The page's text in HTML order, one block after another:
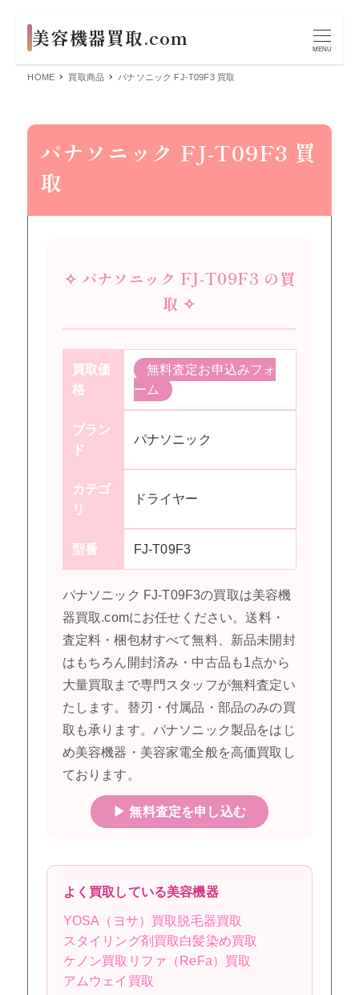
MENU
HOME 買取商品 パナソニック FJ-T09F3 買取
パナソニック FJ-T09F3 買
取
✧ パナソニック FJ-T09F3 の買
取 ✧
買取価
格
無料査定お申込みフォ
ーム
ブラン
ド
パナソニック
カテゴ
リ
ドライヤー
型番 FJ-T09F3
パナソニック FJ-T09F3の買取は美容機
器買取.comにお任せください。送料・
査定料・梱包材すべて無料、新品未開封
はもちろん開封済み・中古品も1点から
大量買取まで専門スタッフが無料査定い
たします。替刃・付属品・部品のみの買
取も承ります。パナソニック製品をはじ
め美容機器・美容家電全般を高価買取し
ております。
▶ 無料査定を申し込む
よく買取している美容機器
YOSA（ヨサ）買取 脱毛器買取
スタイリング剤買取白髪染め買取
ケノン買取 リファ（ReFa）買取
アムウェイ買取